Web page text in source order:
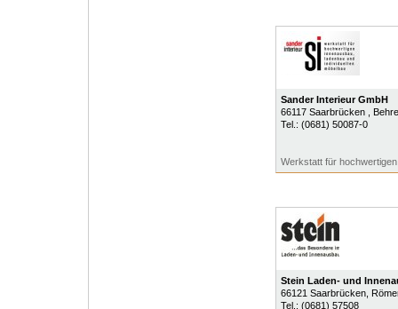
Sander Interieur GmbH
66117 Saarbrücken
,
Tel.: (0681) 50087-0
Werkstatt für
Stein Laden- und
66121 Saarbrücken,
Tel.: (0681) 57508